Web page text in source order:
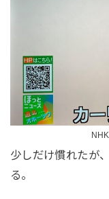
少しだけ慣れたが
る。